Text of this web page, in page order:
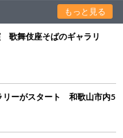
もっと見る
歌舞伎座そばのギャラリ
リーがスタート 和歌山市内5